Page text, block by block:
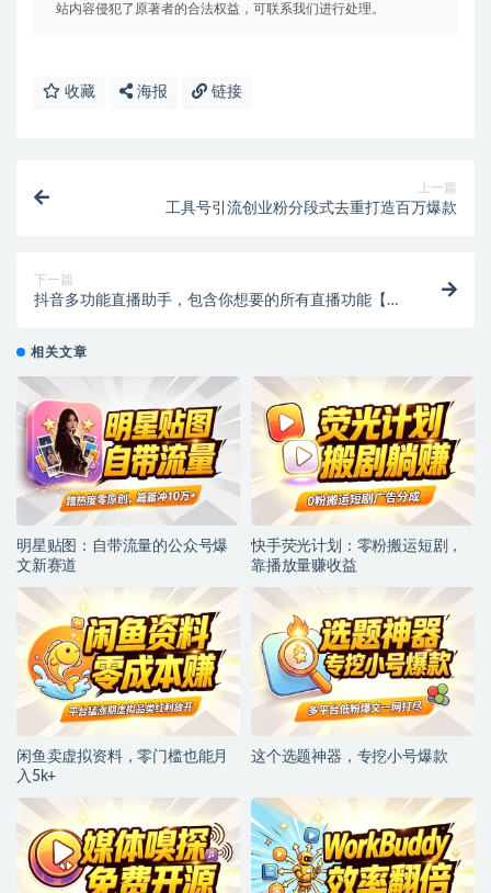
站内容侵犯了原著者的合法权益，可联系我们进行处理。
收藏 海报 链接
上一篇
工具号引流创业粉分段式去重打造百万爆款
下一篇
抖音多功能直播助手，包含你想要的所有直播功能【场
相关文章
明星贴图：自带流量的公众号爆
文新赛道
快手荧光计划：零粉搬运短剧，
靠播放量赚收益
闲鱼卖虚拟资料，零门槛也能月
入5k+
这个选题神器，专挖小号爆款